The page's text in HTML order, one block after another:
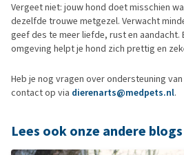
Vergeet niet: jouw hond doet misschien
dezelfde trouwe metgezel. Verwacht
geef des te meer liefde, rust en aandacht.
omgeving helpt je hond zich prettig en
Heb je nog vragen over ondersteuning
contact op via dierenarts@medpets.nl.
Lees ook onze andere blogs